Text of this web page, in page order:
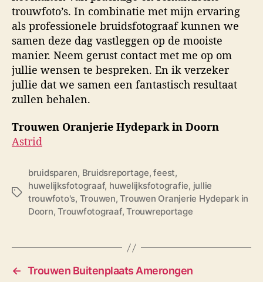
trouwfoto’s. In combinatie met mijn ervaring
als professionele bruidsfotograaf kunnen we
samen deze dag vastleggen op de mooiste
manier. Neem gerust contact met me op om
jullie wensen te bespreken. En ik verzeker
jullie dat we samen een fantastisch resultaat
zullen behalen.
Trouwen Oranjerie Hydepark in Doorn
Astrid
T
bruidsparen, Bruidsreportage,feest,
huwelijksfotograaf, huwelijksfotografie, jullie
trouwfoto's, Trouwen,Trouwen Oranjerie Hydepark in
Doorn,Trouwfotograaf,Trouwreportage
← Trouwen Buitenplaats Amerongen